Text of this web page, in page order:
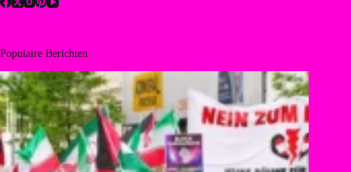
Populaire Berichten